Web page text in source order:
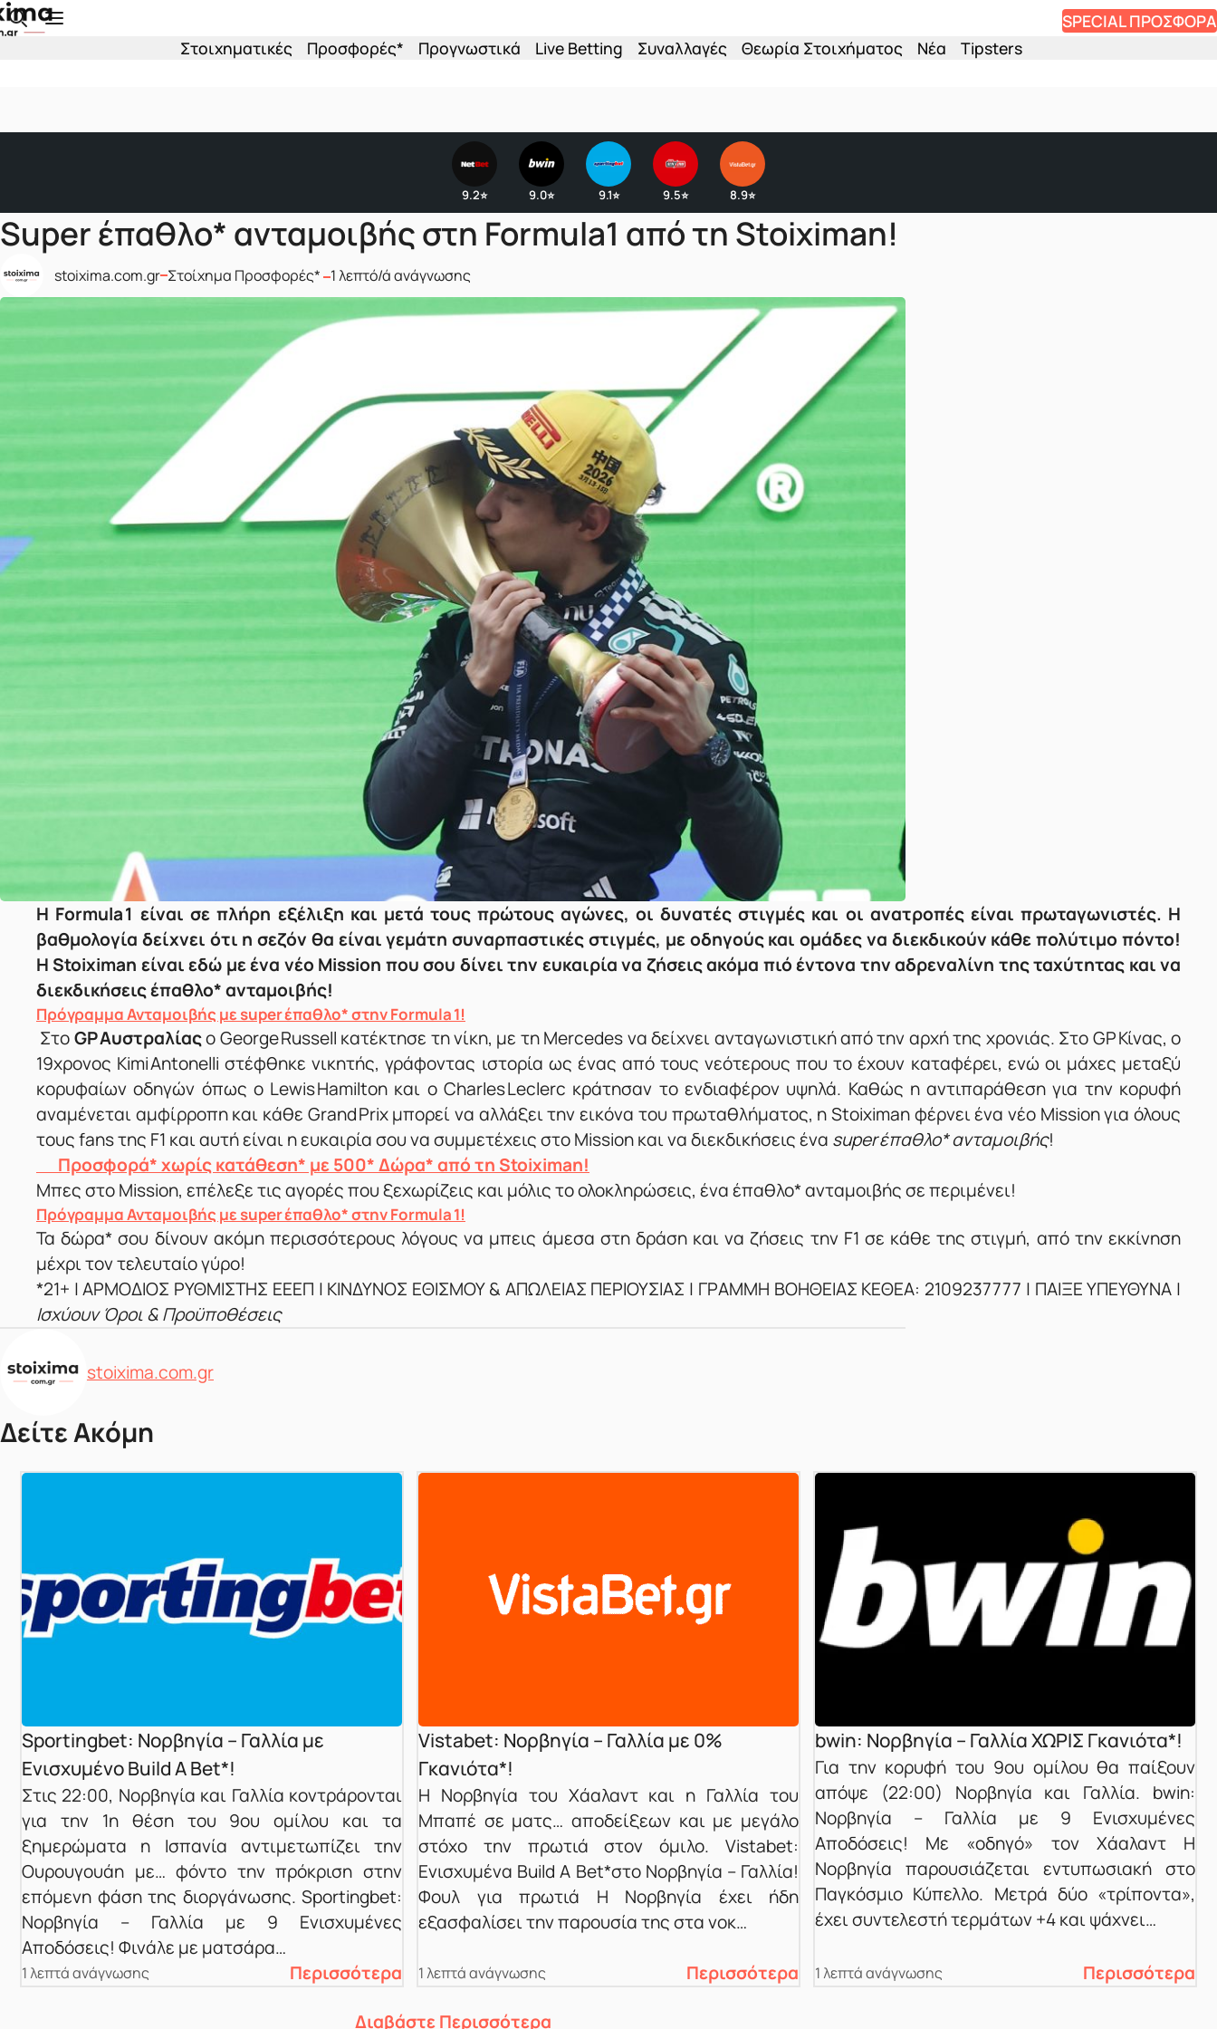
Skip to main content
SPECIAL ΠΡΟΣΦΟΡΑ
Στοιχηματικές
Προσφορές* Προγνωστικά Live Betting Συναλλαγές Θεωρία Στοιχήματος Νέα Tipsters
9.2⭐ 9.0⭐ 9.1⭐ 9.5⭐ 8.9⭐
Super έπαθλο* ανταμοιβής στη Formula1 από τη Stoiximan!
Δημοσιεύτηκε από
stoixima.com.gr Δημοσιεύτηκε σε
Στοίχημα Προσφορές* 1 λεπτό/ά ανάγνωσης
Η Formula 1 είναι σε πλήρη εξέλιξη και μετά τους πρώτους αγώνες, οι δυνατές στιγμές και οι ανατροπές είναι πρωταγωνιστές. Η
βαθμολογία δείχνει ότι η σεζόν θα είναι γεμάτη συναρπαστικές στιγμές, με οδηγούς και ομάδες να διεκδικούν κάθε πολύτιμο πόντο!
Η Stoiximan είναι εδώ με ένα νέο Mission που σου δίνει την ευκαιρία να ζήσεις ακόμα πιό έντονα την αδρεναλίνη της ταχύτητας και να
διεκδικήσεις έπαθλο* ανταμοιβής!
Πρόγραμμα Ανταμοιβής με super έπαθλο* στην Formula 1!
ΣτοGP Αυστραλίαςο George Russell κατέκτησε τη νίκη, με τη Mercedes να δείχνει ανταγωνιστική από την αρχή της χρονιάς. Στο GP Κίνας, ο
19χρονος Kimi Antonelli στέφθηκε νικητής, γράφοντας ιστορία ως ένας από τους νεότερους που το έχουν καταφέρει, ενώ οι μάχες μεταξύ
κορυφαίων οδηγών όπως ο Lewis Hamilton και ο Charles Leclerc κράτησαν το ενδιαφέρον υψηλά. Καθώς η αντιπαράθεση για την κορυφή
αναμένεται αμφίρροπη και κάθε Grand Prix μπορεί να αλλάξει την εικόνα του πρωταθλήματος, η Stoiximan φέρνει ένα νέο Mission για όλους
τους fans της F1 και αυτή είναι η ευκαιρία σου να συμμετέχεις στο Mission και να διεκδικήσεις ένα super έπαθλο* ανταμοιβής!
Προσφορά* χωρίς κατάθεση* με 500* Δώρα* από τη Stoiximan!
Μπες στο Mission, επέλεξε τις αγορές που ξεχωρίζεις και μόλις το ολοκληρώσεις, ένα έπαθλο* ανταμοιβής σε περιμένει!
Πρόγραμμα Ανταμοιβής με super έπαθλο* στην Formula 1!
Τα δώρα* σου δίνουν ακόμη περισσότερους λόγους να μπεις άμεσα στη δράση και να ζήσεις την F1 σε κάθε της στιγμή, από την εκκίνηση
μέχρι τον τελευταίο γύρο!
*21+ | ΑΡΜΟΔΙΟΣ ΡΥΘΜΙΣΤΗΣ ΕΕΕΠ | ΚΙΝΔΥΝΟΣ ΕΘΙΣΜΟΥ & ΑΠΩΛΕΙΑΣ ΠΕΡΙΟΥΣΙΑΣ | ΓΡΑΜΜΗ ΒΟΗΘΕΙΑΣ ΚΕΘΕΑ: 2109237777 | ΠΑΙΞΕ ΥΠΕΥΘΥΝΑ |
Ισχύουν Όροι & Προϋποθέσεις
Δημοσιεύτηκε από
stoixima.com.gr
Δείτε Ακόμη
Sportingbet: Νορβηγία – Γαλλία με
Ενισχυμένο Build A Bet*!
Στις 22:00, Νορβηγία και Γαλλία κοντράρονται
για την 1η θέση του 9ου ομίλου και τα
ξημερώματα η Ισπανία αντιμετωπίζει την
Ουρουγουάη με… φόντο την πρόκριση στην
επόμενη φάση της διοργάνωσης. Sportingbet:
Νορβηγία – Γαλλία με 9 Ενισχυμένες
Αποδόσεις! Φινάλε με ματσάρα…
1 λεπτά ανάγνωσης Περισσότερα
Vistabet: Νορβηγία – Γαλλία με 0%
Γκανιότα*!
Η Νορβηγία του Χάαλαντ και η Γαλλία του
Μπαπέ σε ματς… αποδείξεων και με μεγάλο
στόχο την πρωτιά στον όμιλο. Vistabet:
Ενισχυμένα Build A Bet*στο Νορβηγία – Γαλλία!
Φουλ για πρωτιά Η Νορβηγία έχει ήδη
εξασφαλίσει την παρουσία της στα νοκ…
1 λεπτά ανάγνωσης Περισσότερα
bwin: Νορβηγία – Γαλλία ΧΩΡΙΣ Γκανιότα*!
Για την κορυφή του 9ου ομίλου θα παίξουν
απόψε (22:00) Νορβηγία και Γαλλία. bwin:
Νορβηγία – Γαλλία με 9 Ενισχυμένες
Αποδόσεις! Με «οδηγό» τον Χάαλαντ Η
Νορβηγία παρουσιάζεται εντυπωσιακή στο
Παγκόσμιο Κύπελλο. Μετρά δύο «τρίποντα»,
έχει συντελεστή τερμάτων +4 και ψάχνει…
1 λεπτά ανάγνωσης Περισσότερα
Διαβάστε Περισσότερα